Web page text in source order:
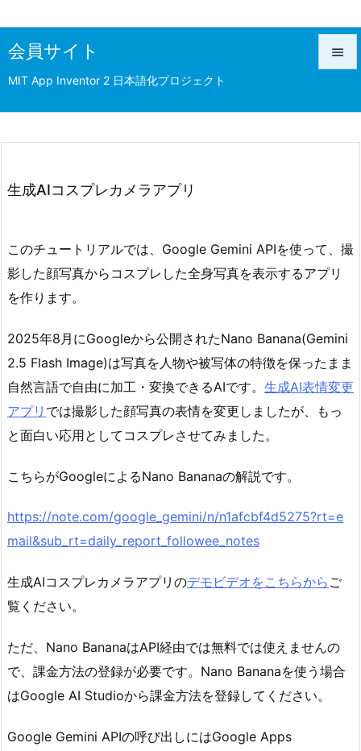
会員サイト
MIT App Inventor 2 日本語化プロジェクト

前へ
生成AIコスプレカメラアプリ
このチュートリアルでは、Google Gemini APIを使って、撮
影した顔写真からコスプレした全身写真を表示するアプリ
を作ります。
2025年8月にGoogleから公開されたNano Banana(Gemini
2.5 Flash Image)は写真を人物や被写体の特徴を保ったまま
自然言語で自由に加工・変換できるAIです。 生成AI表情変更
アプリ では撮影した顔写真の表情を変更しましたが、もっ
と面白い応用としてコスプレさせてみました。
こちらがGoogleによるNano Bananaの解説です。
https://note.com/google_gemini/n/n1afcbf4d5275?rt=e
mail&sub_rt=daily_report_followee_notes
生成AIコスプレカメラアプリのデモビデオをこちらから ご
覧ください。
ただ、Nano BananaはAPI経由では無料では使えませんの
で、課金方法の登録が必要です。Nano Bananaを使う場合
はGoogle AI Studioから課金方法を登録してください。
Google Gemini APIの呼び出しにはGoogle Apps